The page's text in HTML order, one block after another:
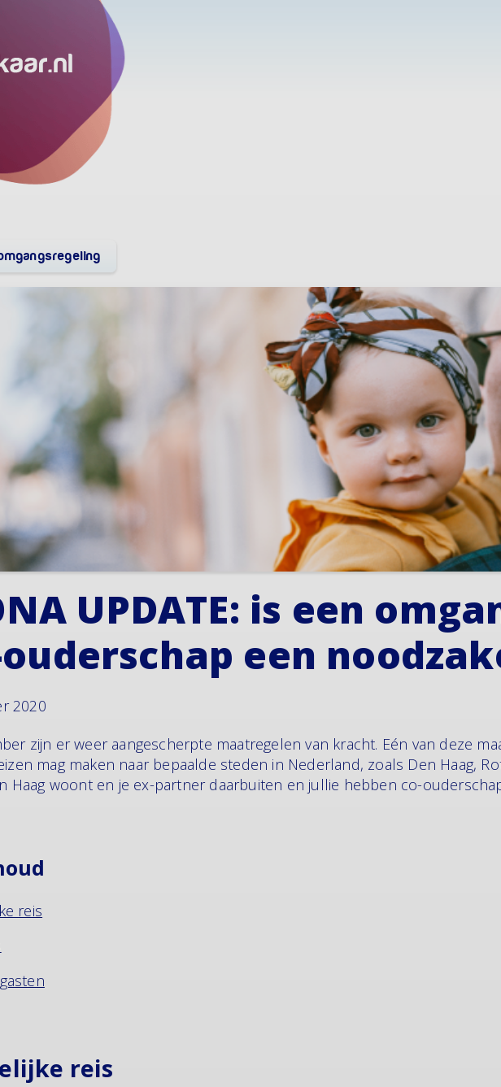
UPDATE: is een
een
2020
zijn er weer aangescherpte maatregelen van kracht. Eén van deze
mag maken naar bepaalde steden in Nederland, zoals Den Haag,
Haag woont en je ex-partner daarbuiten en jullie hebben co-
reis
reis